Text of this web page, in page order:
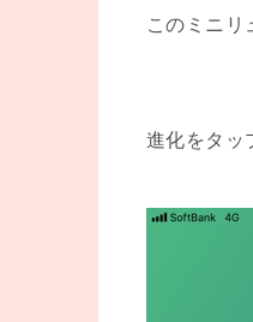
このミニリ
進化をタッ